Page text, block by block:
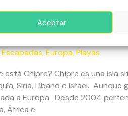
Aceptar
Una Isla en
Escapadas,Europa,Playas
está Chipre? Chipre es una isla
Siria, Líbano e Israel.
a Europa. Desde 2004
África e